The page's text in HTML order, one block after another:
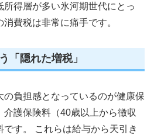
得層が多い氷河期世代にとっ
費税は非常に痛手です。
「隠れた増税」
負担感となっているのが健康保
介護保険料（40歳以上から徴収
す。 これらは給与から天引き